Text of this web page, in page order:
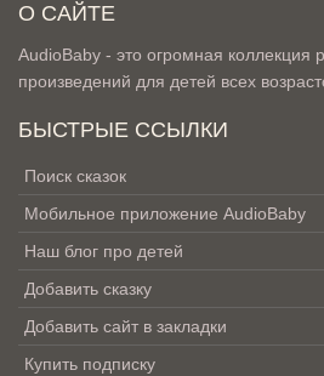
О САЙТЕ
AudioBaby - это огромная коллекция
произведений для детей всех
БЫСТРЫЕ ССЫЛКИ
Поиск сказок
Мобильное приложение AudioBaby
Наш блог про детей
Добавить сказку
Добавить сайт в закладки
Купить подписку